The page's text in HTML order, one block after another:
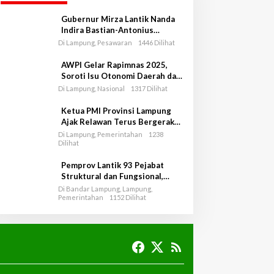
Gubernur Mirza Lantik Nanda
Indira Bastian-Antonius
Muhammad Ali sebagai Bupati
Periode 2025-2030
Di Lampung, Pesawaran 1446 Dilihat
AWPI Gelar Rapimnas 2025,
Soroti Isu Otonomi Daerah dan
Indonesia Emas 2045
Di Lampung, Nasional 1317 Dilihat
Ketua PMI Provinsi Lampung
Ajak Relawan Terus Bergerak
dalam Misi Kemanusiaan
Di Lampung, Pemerintahan
1238
Dilihat
Pemprov Lantik 93 Pejabat
Struktural dan Fungsional,
Empat di Disdikbud Lampung
Di Bandar Lampung, Lampung,
Pemerintahan
1152 Dilihat